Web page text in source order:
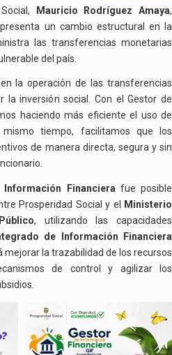
Mauricio Rodríguez Amaya,
un cambio estructural en la
las transferencias monetarias
del país.
la operación de las transferencias
la inversión social. Con el Gestor de
haciendo más eficiente el uso de
tiempo, facilitamos que los
de manera directa, segura y sin
Financiera fue posible
Prosperidad Social y el
Ministerio
, utilizando las capacidades
de Información Financiera
mejorar la trazabilidad de los recursos
de control y agilizar los